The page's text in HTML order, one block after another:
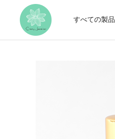
すべての製品